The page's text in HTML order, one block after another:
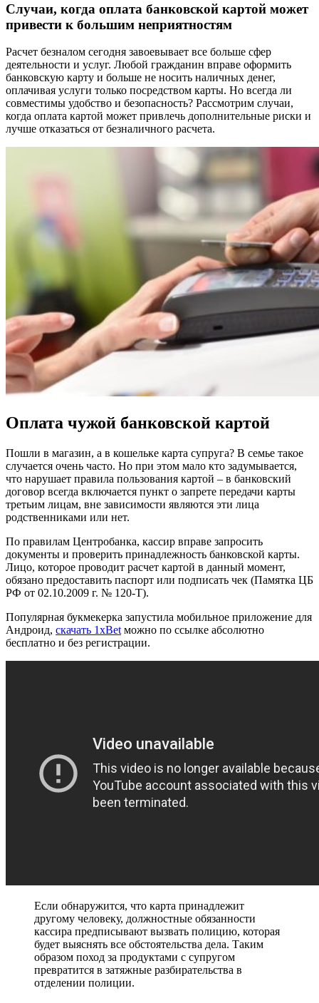
Случаи, когда оплата банковской картой может
привести к большим неприятностям
Расчет безналом сегодня завоевывает все больше сфер
деятельности и услуг. Любой гражданин вправе оформить
банковскую карту и больше не носить наличных денег,
оплачивая услуги только посредством карты. Но всегда ли
совместимы удобство и безопасность? Рассмотрим случаи,
когда оплата картой может привлечь дополнительные риски и
лучше отказаться от безналичного расчета.
Оплата чужой банковской картой
Пошли в магазин, а в кошельке карта супруга? В семье такое
случается очень часто. Но при этом мало кто задумывается,
что нарушает правила пользования картой – в банковский
договор всегда включается пункт о запрете передачи карты
третьим лицам, вне зависимости являются эти лица
родственниками или нет.
По правилам Центробанка, кассир вправе запросить
документы и проверить принадлежность банковской карты.
Лицо, которое проводит расчет картой в данный момент,
обязано предоставить паспорт или подписать чек (Памятка ЦБ
РФ от 02.10.2009 г. № 120-Т).
Популярная букмекерка запустила мобильное приложение для
Андроид, скачать 1xBet можно по ссылке абсолютно
бесплатно и без регистрации.
Если обнаружится, что карта принадлежит
другому человеку, должностные обязанности
кассира предписывают вызвать полицию, которая
будет выяснять все обстоятельства дела. Таким
образом поход за продуктами с супругом
превратится в затяжные разбирательства в
отделении полиции.